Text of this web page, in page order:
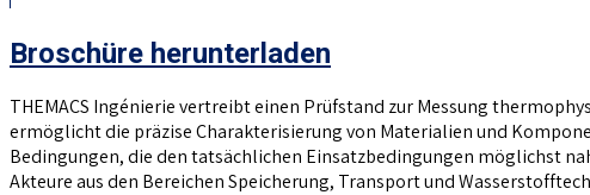
Broschüre herunterladen
THEMACS Ingénierie vertreibt einen Prüfstand zur Messung
ermöglicht die präzise Charakterisierung von Materialien und
Bedingungen, die den tatsächlichen Einsatzbedingungen möglichst
Akteure aus den Bereichen Speicherung, Transport und